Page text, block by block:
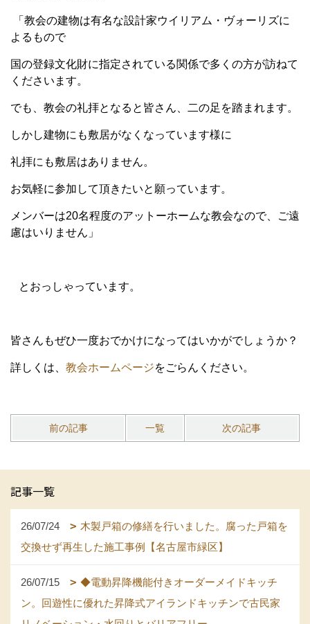
「教会の建物は有名な設計家ウイリアム・ヴォーリズに
よるもので
国の登録文化財に指定されている関係で多くの方が訪ねて
くださいます。
でも、教会の礼拝となると皆さん、二の足を踏まれます。
しかし建物にも敷居がなくなっています様に
礼拝にも敷居はありません。
お気軽に参加して頂きたいと願っています。
メンバーは20名程度のアットーホームな教会なので、ご遠
慮はいりません」
とおっしゃっています。
皆さんもぜひ一度おでかけになってはいかがでしょうか？
詳しくは、 教会ホームページをごらんください。
前の記事 一覧 次の記事
記事一覧
26/07/24
木製戸箱の修繕を行いました。腐った戸箱を
交換せず再生した施工事例【名古屋市緑区】
26/07/15
◆電動昇降機能付きオーダーメイドキッチ
ン。回遊性に優れた昇降式アイランドキッチンで古民家